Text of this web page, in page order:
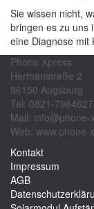
Sie wissen nicht,
bringen es zu uns
eine Diagnose mit
Phone Xpress
Hermanstraße 2
86150 Augsburg
Tel: 0821-
Mail: info@phone-
Web: www.phone-
Kontakt
Impressum
AGB